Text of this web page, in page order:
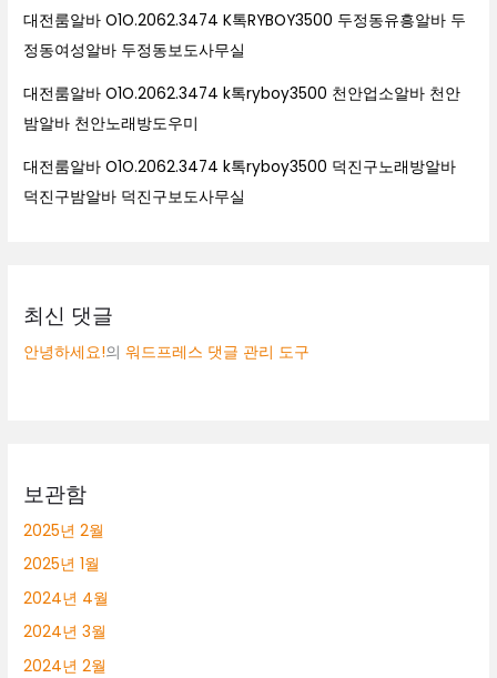
대전룸알바 O1O.2062.3474 K톡RYBOY3500 두정동유흥알바 두
정동여성알바 두정동보도사무실
대전룸알바 O1O.2062.3474 k톡ryboy3500 천안업소알바 천안
밤알바 천안노래방도우미
대전룸알바 O1O.2062.3474 k톡ryboy3500 덕진구노래방알바
덕진구밤알바 덕진구보도사무실
최신 댓글
안녕하세요!의워드프레스 댓글 관리 도구
보관함
2025년 2월
2025년 1월
2024년 4월
2024년 3월
2024년 2월